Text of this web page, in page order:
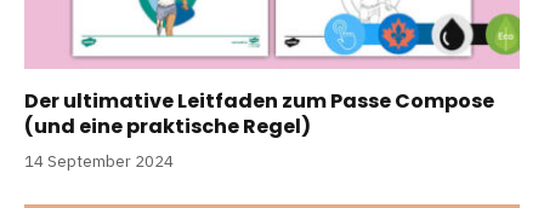
Der ultimative Leitfaden zum Passe Compose
(und eine praktische Regel)
14 September 2024